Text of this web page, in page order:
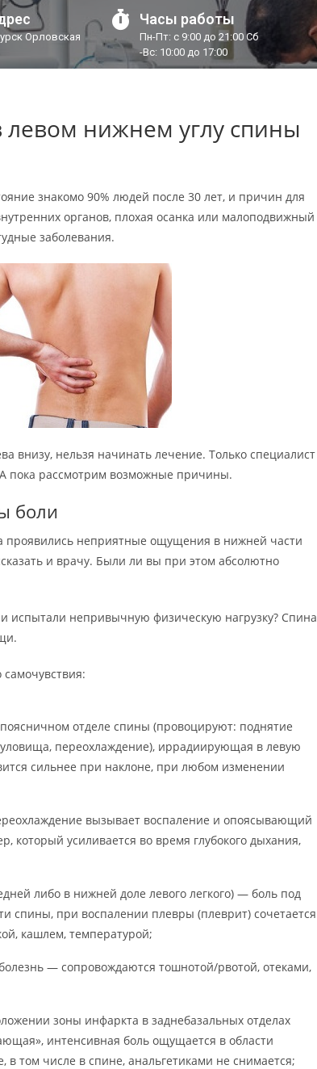
Орловская
Часы работы
Пн-Пт: с 9:00 до 21:00 Сб
-Вс: 10:00 до 17:00
левом нижнем углу спины
знакомо 90% людей после 30 лет, и причин для
органов, плохая осанка или малоподвижный
заболевания.
внизу, нельзя начинать лечение. Только специалист
пока рассмотрим возможные причины.
боли
проявились неприятные ощущения в нижней части
и врачу. Были ли вы при этом абсолютно
испытали непривычную физическую нагрузку? Спина
отделе спины (провоцируют: поднятие
переохлаждение), иррадиирующая в левую
сильнее при наклоне, при любом изменении
вызывает воспаление и опоясывающий
который усиливается во время глубокого дыхания,
либо в нижней доле левого легкого) — боль под
спины, при воспалении плевры (плеврит) сочетается
кашлем, температурой;
— сопровождаются тошнотой/рвотой, отеками,
зоны инфаркта в заднебазальных отделах
интенсивная боль ощущается в области
в том числе в спине, анальгетиками не снимается;